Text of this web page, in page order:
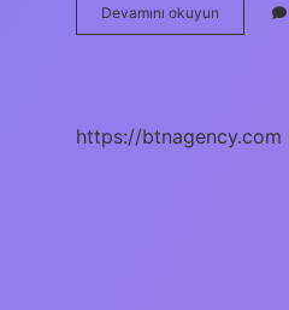
Devamını okuyun
Yöntemi
https://btnagency.com